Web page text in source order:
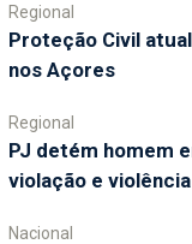
Regional
Proteção Civil
nos Açores
Regional
PJ detém homem
violação e
Nacional